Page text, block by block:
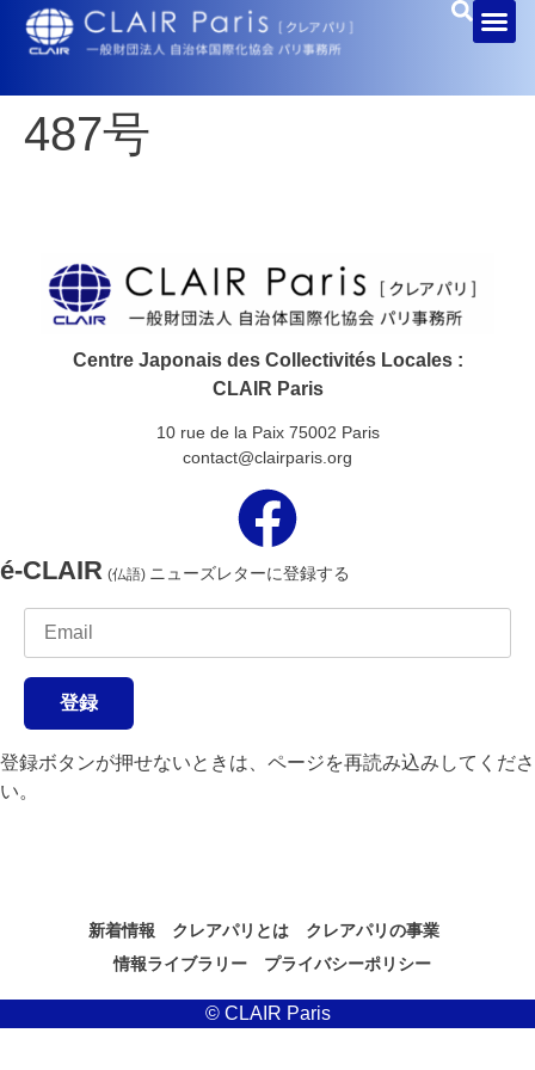
487号
Centre Japonais des Collectivités Locales :
CLAIR Paris
10 rue de la Paix 75002 Paris
contact@clairparis.org
é-CLAIR (仏語) ニューズレターに登録する
登録
登録ボタンが押せないときは、ページを再読み込みしてくださ
い。
新着情報 クレアパリとは
クレアパリの事業
情報ライブラリー
プライバシーポリシー
© CLAIR Paris